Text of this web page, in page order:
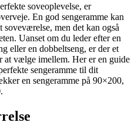
soveoplevelse, er
En god sengeramme kan
men det kan også
Uanset om du leder efter en
eller en dobbeltseng, er der et
at vælge imellem. Her er en guide
sengeramme til dit
en sengeramme på 90×200,